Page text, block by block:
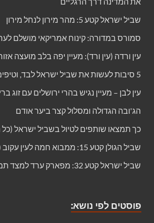
שביל ישראל קטע 5: מהר מירון לנחל מירון
סמורס במדורה: קינוח אמריקאי מושלם
עין ורדה (עין ורד): מעיין יפה בלב מועצה
5 סיבות לעשות את שביל ישראל לבד, וטיפים חשובים
עין לבן – מעיין נגיש בהרי ירושלים עם זוג
הג'ובה הגדולה ומסלול קצר ביער אודם
כך תמצאו שותפים לטיול בשביל ישראל
שביל הגולן קטע 15: ממבוא חמה לעין עקוב (עין תאופיק)
שביל ישראל קטע 32: מפארק ערד למצד תמר
פוסטים לפי נושא: